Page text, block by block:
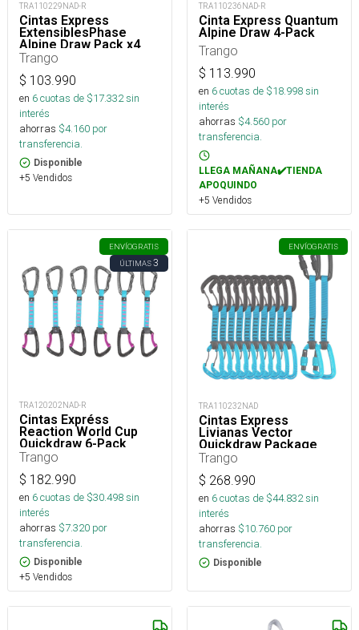
TRA110229NAD-R
Cintas Express
ExtensiblesPhase
Alpine Draw Pack x4
Trango
$ 103.990
en 6cuotas de $17.332sin
interés
ahorras $4.160 por
transferencia.
Disponible
+5 Vendidos
TRA110236NAD-R
Cinta Express Quantum
Alpine Draw 4-Pack
Trango
$ 113.990
en 6cuotas de $18.998sin
interés
ahorras $4.560 por
transferencia.
LLEGA MAÑANA✔️TIENDA
APOQUINDO
+5 Vendidos
ENVÍOGRATIS
ÚLTIMAS3
TRA120202NAD-R
Cintas Expréss
Reaction World Cup
Quickdraw 6-Pack
Trango
$ 182.990
en 6cuotas de $30.498sin
interés
ahorras $7.320 por
transferencia.
Disponible
+5 Vendidos
ENVÍOGRATIS
TRA110232NAD
Cintas Express
Livianas Vector
Quickdraw Package
Trango
$ 268.990
en 6cuotas de $44.832sin
interés
ahorras $10.760 por
transferencia.
Disponible